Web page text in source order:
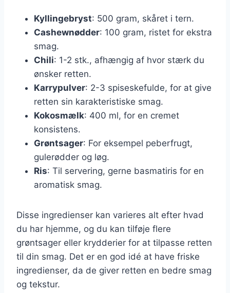
Kyllingebryst: 500 gram, skåret i tern.
Cashewnødder: 100 gram, ristet for ekstra
smag.
Chili: 1-2 stk., afhængig af hvor stærk du
ønsker retten.
Karrypulver: 2-3 spiseskefulde, for at give
retten sin karakteristiske smag.
Kokosmælk: 400 ml, for en cremet
konsistens.
Grøntsager: For eksempel peberfrugt,
gulerødder og løg.
Ris: Til servering, gerne basmatiris for en
aromatisk smag.
Disse ingredienser kan varieres alt efter hvad
du har hjemme, og du kan tilføje flere
grøntsager eller krydderier for at tilpasse retten
til din smag. Det er en god idé at have friske
ingredienser, da de giver retten en bedre smag
og tekstur.